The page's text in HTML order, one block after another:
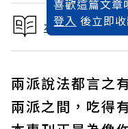
喜歡這篇文章
登入 後立即
本文出自聰明
兩派說法都言之
兩派之間，吃得